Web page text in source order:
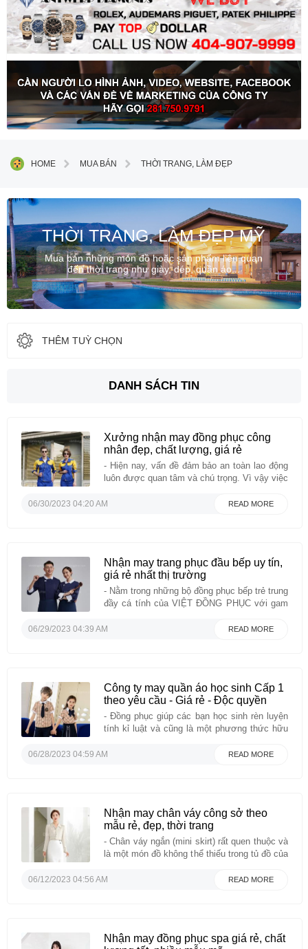
HOME MUA BÁN THỜI TRANG, LÀM ĐẸP
THỜI TRANG, LÀM ĐẸP MỸ
Mua bán những món đồ hoặc sản phẩm liên quan
đến thời trang như giày, dép, quần áo...
THÊM TUỲ CHỌN
DANH SÁCH TIN
Xưởng nhận may đồng phục công
nhân đẹp, chất lượng, giá rẻ
- Hiện nay, vấn đề đảm bảo an toàn lao động
luôn được quan tâm và chú trọng. Vì vậy việc
nhân, kỹ sư là việc cần thiết nhằm giảm thiểu
06/30/2023 04:20 AM READ MORE
Nhận may trang phục đầu bếp uy tín,
giá rẻ nhất thị trường
- Nằm trong những bộ đồng phục bếp trẻ trung
đầy cá tính của VIỆT ĐỒNG PHỤC với gam
màu trằng đầy liên quan đến nhà bếp như:
06/29/2023 04:39 AM READ MORE
Công ty may quần áo học sinh Cấp 1
theo yêu cầu - Giá rẻ - Độc quyền
- Đồng phục giúp các bạn học sinh rèn luyện
tính kỉ luật và cũng là một phương thức hữu
đồng thời giúp các bạn học sinh và thầy cô
06/28/2023 04:59 AM READ MORE
Nhận may chân váy công sở theo
mẫu rẻ, đẹp, thời trang
- Chân váy ngắn (mini skirt) rất quen thuộc và
là một món đồ không thể thiếu trong tủ đồ của
(Zuyp) nữ mà VIỆT ĐỒNG PHỤC giới thiệu
06/12/2023 04:56 AM READ MORE
Nhận may đồng phục spa giá rẻ, chất